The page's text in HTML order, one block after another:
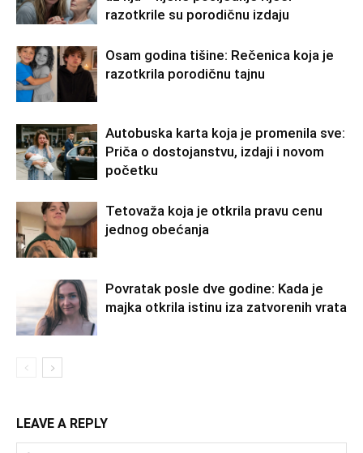
razotkrile su porodičnu izdaju
Osam godina tišine: Rečenica koja je
razotkrila porodičnu tajnu
Autobuska karta koja je promenila sve:
Priča o dostojanstvu, izdaji i novom
početku
Tetovaža koja je otkrila pravu cenu
jednog obećanja
Povratak posle dve godine: Kada je
majka otkrila istinu iza zatvorenih vrata
LEAVE A REPLY